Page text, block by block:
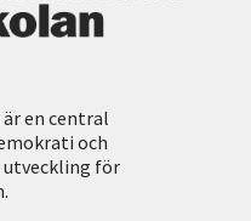
är en central
och
för